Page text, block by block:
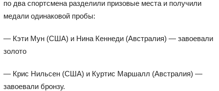
по два спортсмена разделили призовые места и получили
медали одинаковой пробы:
— Кэти Мун (США) и Нина Кеннеди (Австралия) — завоевали
золото
— Крис Нильсен (США) и Куртис Маршалл (Австралия) —
завоевали бронзу.